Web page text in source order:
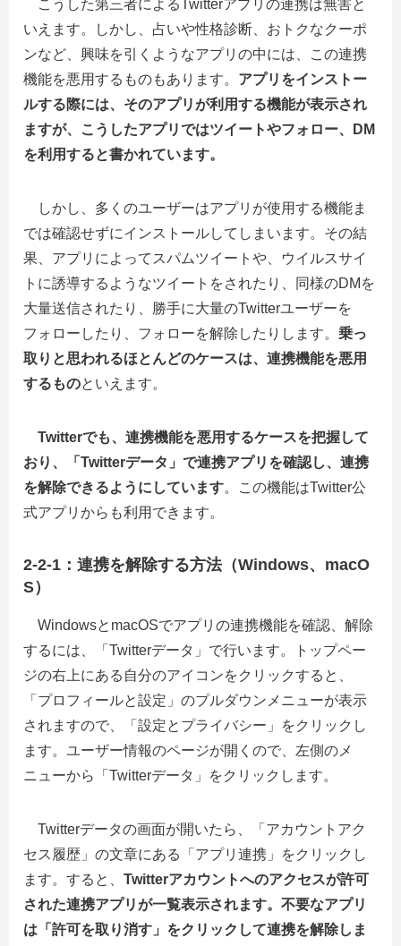
こうした第三者によるTwitterアプリの連携は無害と
いえます。しかし、占いや性格診断、おトクなクーポ
ンなど、興味を引くようなアプリの中には、この連携
機能を悪用するものもあります。 アプリをインストー
ルする際には、そのアプリが利用する機能が表示され
ますが、こうしたアプリではツイートやフォロー、DM
を利用すると書かれています。
しかし、多くのユーザーはアプリが使用する機能ま
では確認せずにインストールしてしまいます。その結
果、アプリによってスパムツイートや、ウイルスサイ
トに誘導するようなツイートをされたり、同様のDMを
大量送信されたり、勝手に大量のTwitterユーザーを
フォローしたり、フォローを解除したりします。 乗っ
取りと思われるほとんどのケースは、連携機能を悪用
するものといえます。
Twitterでも、連携機能を悪用するケースを把握して
おり、「Twitterデータ」で連携アプリを確認し、連携
を解除できるようにしています。この機能はTwitter公
式アプリからも利用できます。
2-2-1：連携を解除する方法（Windows、macO
S）
WindowsとmacOSでアプリの連携機能を確認、解除
するには、「Twitterデータ」で行います。トップペー
ジの右上にある自分のアイコンをクリックすると、
「プロフィールと設定」のプルダウンメニューが表示
されますので、「設定とプライバシー」をクリックし
ます。ユーザー情報のページが開くので、左側のメ
ニューから「Twitterデータ」をクリックします。
Twitterデータの画面が開いたら、「アカウントアク
セス履歴」の文章にある「アプリ連携」をクリックし
ます。すると、 Twitterアカウントへのアクセスが許可
された連携アプリが一覧表示されます。不要なアプリ
は「許可を取り消す」をクリックして連携を解除しま